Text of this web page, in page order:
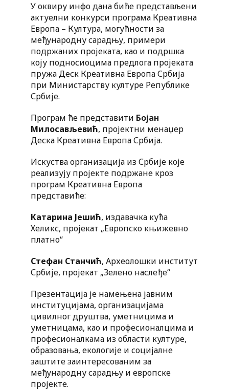
У оквиру инфо дана биће представљени
актуелни конкурси програма Креативна
Европа – Култура, могућности за
међународну сарадњу, примери
подржаних пројеката, као и подршка
коју подносиоцима предлога пројеката
пружа Деск Креативна Европа Србија
при Министарству културе Републике
Србије.
Програм ће представити Бојан
Милосављевић, пројектни менаџер
Деска Креативна Европа Србија.
Искуства организација из Србије које
реализују пројекте подржане кроз
програм Креативна Европа
представиће:
Катарина Јешић, издавачка кућа
Хеликс, пројекат „Европско књижевно
платно“
Стефан Станчић, Археолошки институт
Србије, пројекат „Зелено наслеђе“
Презентација је намењена јавним
институцијама, организацијама
цивилног друштва, уметницима и
уметницама, као и професионалцима и
професионалкама из области културе,
образовања, екологије и социјалне
заштите заинтересованим за
међународну сарадњу и европске
пројекте.